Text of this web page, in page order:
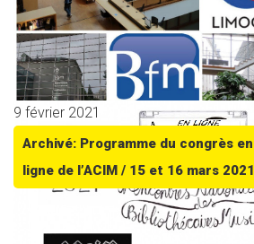
9 février 2021
Archivé: Programme du congrès en
ligne de l’ACIM / 15 et 16 mars 2021